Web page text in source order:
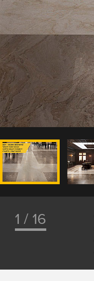
1 / 16